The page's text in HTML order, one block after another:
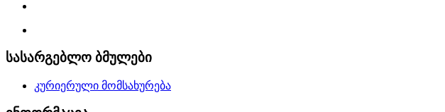
სასარგებლო ბმულები
კურიერული მომსახურება